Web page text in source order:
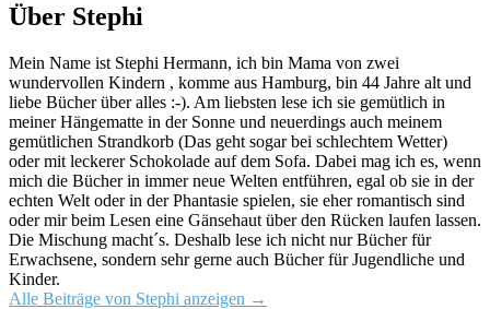
Über Stephi
Mein Name ist Stephi Hermann, ich bin Mama von zwei
wundervollen Kindern , komme aus Hamburg, bin 44 Jahre alt und
liebe Bücher über alles :-). Am liebsten lese ich sie gemütlich in
meiner Hängematte in der Sonne und neuerdings auch meinem
gemütlichen Strandkorb (Das geht sogar bei schlechtem Wetter)
oder mit leckerer Schokolade auf dem Sofa. Dabei mag ich es, wenn
mich die Bücher in immer neue Welten entführen, egal ob sie in der
echten Welt oder in der Phantasie spielen, sie eher romantisch sind
oder mir beim Lesen eine Gänsehaut über den Rücken laufen lassen.
Die Mischung macht´s. Deshalb lese ich nicht nur Bücher für
Erwachsene, sondern sehr gerne auch Bücher für Jugendliche und
Kinder.
Alle Beiträge von Stephi anzeigen →